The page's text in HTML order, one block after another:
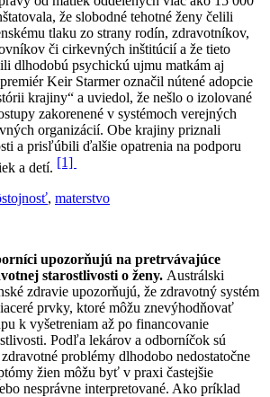
že slobodné tehotné ženy čelili
tlaku zo strany rodín, zdravotníkov,
či cirkevných inštitúcií a že tieto
dlhodobú psychickú ujmu matkám aj
Keir Starmer označil nútené adopcie
krajiny“ a uviedol, že nešlo o izolované
zakorenené v systémoch verejných
organizácií. Obe krajiny priznali
a prisľúbili ďalšie opatrenia na podporu
a detí. [1]
, materstvo
upozorňujú na pretrvávajúce
starostlivosti o ženy. Austrálski
zdravie upozorňujú, že zdravotný systém
prvky, ktoré môžu znevýhodňovať
k vyšetreniam až po financovanie
Podľa lekárov a odborníčok sú
problémy dlhodobo nedostatočne
žien môžu byť v praxi častejšie
nesprávne interpretované. Ako príklad